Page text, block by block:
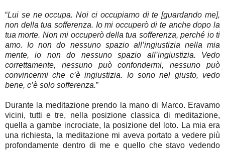
“Lui se ne occupa. Noi ci occupiamo di te [guardando me],
non della tua sofferenza. Io mi occuperò di te anche dopo la
tua morte. Non mi occuperò della tua sofferenza, perché io ti
amo. Io non do nessuno spazio all’ingiustizia nella mia
mente, io non do nessuno spazio all’ingiustizia. Vedo
correttamente, nessuno può confondermi, nessuno può
convincermi che c’è ingiustizia. Io sono nel giusto, vedo
bene, c’è solo sofferenza.”
Durante la meditazione prendo la mano di Marco. Eravamo
vicini, tutti e tre, nella posizione classica di meditazione,
quella a gambe incrociate, la posizione del loto. La mia era
una richiesta, la meditazione mi aveva portato a vedere più
profondamente dentro di me e quello che stavo vedendo